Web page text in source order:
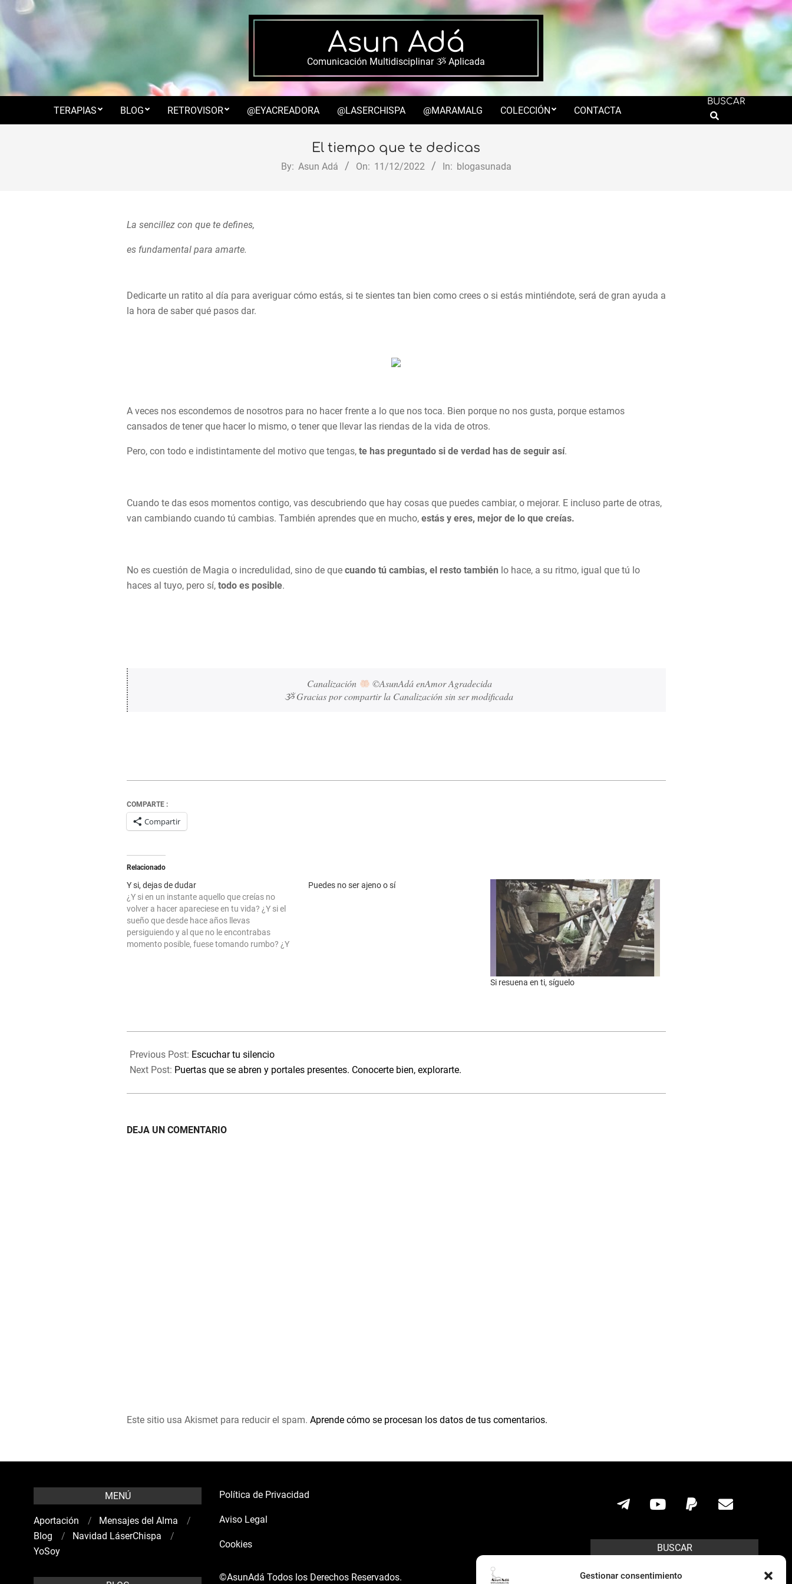
Gestionar consentimiento
to
content
Asun Adá
Comunicación Multidisciplinar ૐ Aplicada
Secondary
Menu
TERAPIAS BLOG RETROVISOR @EYACREADORA @LASERCHISPA @MARAMALG COLECCIÓN CONTACTA
BUSCAR
Search
El tiempo que te dedicas
By: Asun Adá On: 11/12/2022 In: blogasunada
La sencillez con que te defines,
es fundamental para amarte.
Dedicarte un ratito al día para averiguar cómo estás, si te sientes tan bien como crees o si estás mintiéndote, será de gran ayuda a
la hora de saber qué pasos dar.
A veces nos escondemos de nosotros para no hacer frente a lo que nos toca. Bien porque no nos gusta, porque estamos
cansados de tener que hacer lo mismo, o tener que llevar las riendas de la vida de otros.
Pero, con todo e indistintamente del motivo que tengas,te has preguntado si de verdad has de seguir así.
Cuando te das esos momentos contigo, vas descubriendo que hay cosas que puedes cambiar, o mejorar. E incluso parte de otras,
van cambiando cuando tú cambias. También aprendes que en mucho, estás y eres, mejor de lo que creías.
No es cuestión de Magia o incredulidad, sino de que cuando tú cambias, el resto también lo hace, a su ritmo, igual que tú lo
haces al tuyo, pero sí, todo es posible.
Canalización
©AsunAdá enAmor Agradecida
ૐ Gracias por compartir la Canalización sin ser modificada
COMPARTE :
Compartir
Relacionado
Y si, dejas de dudar
¿Y si en un instante aquello que creías no
volver a hacer apareciese en tu vida? ¿Y si el
sueño que desde hace años llevas
persiguiendo y al que no le encontrabas
momento posible, fuese tomando rumbo? ¿Y
Puedes no ser ajeno o sí
Si resuena en ti, síguelo
12-
11
Previous Post: Escuchar tu silencio
Next Post: Puertas que se abren y portales presentes. Conocerte bien, explorarte.
DEJA UN COMENTARIO
Este sitio usa Akismet para reducir el spam. Aprende cómo se procesan los datos de tus comentarios.
MENÚ
Aportación
Mensajes del Alma
Blog
Navidad LáserChispa
YoSoy
Política de Privacidad
Aviso Legal
Cookies
©AsunAdá Todos los Derechos Reservados.
BUSCAR
Search